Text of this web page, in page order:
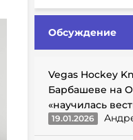
Обсуждение
Vegas Hockey
Барбашеве на
«научилась
19.01.2026